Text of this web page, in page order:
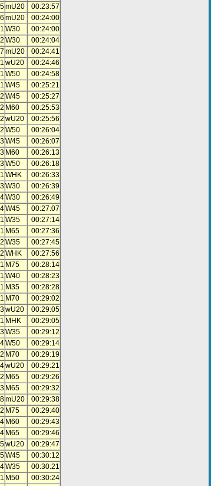
5mU20
00:23:57
6 mU20
00:24:00
1 W30
00:24:00
2 W30
00:24:04
7 mU20
00:24:41
1 wU20
00:24:46
1 W50
00:24:58
1 W45
00:25:21
2 W45
00:25:27
2 M60
00:25:53
2 wU20
00:25:56
2 W50
00:26:04
3W45
00:26:07
3 M60
00:26:13
3W50
00:26:18
1 WHK
00:26:33
3W30
00:26:39
4W30
00:26:49
4W45
00:27:07
1 W35
00:27:14
1 M65
00:27:36
2 W35
00:27:45
2 WHK
00:27:56
1 M75
00:28:14
1 W40
00:28:23
1 M35
00:28:28
1 M70
00:29:02
3wU20
00:29:05
1 MHK
00:29:05
3W35
00:29:12
4W50
00:29:14
2 M70
00:29:19
4wU20
00:29:21
2 M65
00:29:26
3 M65
00:29:32
8mU20
00:29:38
2 M75
00:29:40
4 M60
00:29:43
4 M65
00:29:46
5wU20
00:29:47
5W45
00:30:12
4W35
00:30:21
1 M50
00:30:24